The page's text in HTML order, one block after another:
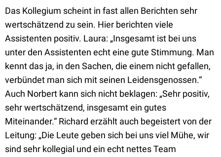
Das Kollegium scheint in fast allen Berichten sehr
wertschätzend zu sein. Hier berichten viele
Assistenten positiv. Laura: „Insgesamt ist bei uns
unter den Assistenten echt eine gute Stimmung. Man
kennt das ja, in den Sachen, die einem nicht gefallen,
verbündet man sich mit seinen Leidensgenossen.“
Auch Norbert kann sich nicht beklagen: „Sehr positiv,
sehr wertschätzend, insgesamt ein gutes
Miteinander.“ Richard erzählt auch begeistert von der
Leitung: „Die Leute geben sich bei uns viel Mühe, wir
sind sehr kollegial und ein echt nettes Team